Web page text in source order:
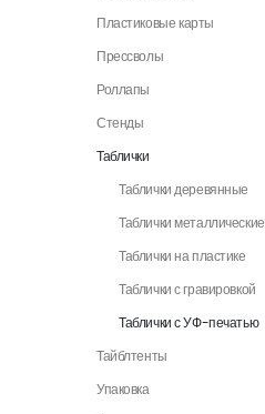
Пластиковые карты
Прессволы
Роллапы
Стенды
Таблички
Таблички деревянные
Таблички металлические
Таблички на пластике
Таблички с гравировкой
Таблички с УФ-печатью
Тайблтенты
Упаковка